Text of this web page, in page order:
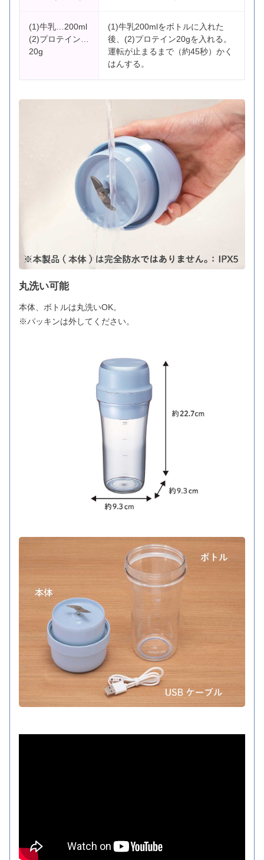
(1)牛乳…200ml
(2)プロテイン…
20g
(1)牛乳200mlをボトルに入れた
後、(2)プロテイン20gを入れる。
運転が止まるまで（約45秒）かく
はんする。
丸洗い可能
本体、ボトルは丸洗いOK。
※パッキンは外してください。